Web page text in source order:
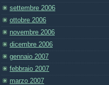
settembre 2006
ottobre 2006
novembre 2006
dicembre 2006
gennaio 2007
febbraio 2007
marzo 2007